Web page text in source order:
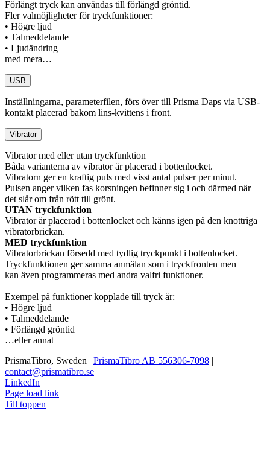
Förlängt tryck kan användas till förlängd gröntid.
Fler valmöjligheter för tryckfunktioner:
• Högre ljud
• Talmeddelande
• Ljudändring
med mera…
USB
Inställningarna, parameterfilen, förs över till Prisma Daps via USB-
kontakt placerad bakom lins-kvittens i front.
Vibrator
Vibrator med eller utan tryckfunktion
Båda varianterna av vibrator är placerad i bottenlocket.
Vibratorn ger en kraftig puls med visst antal pulser per minut.
Pulsen anger vilken fas korsningen befinner sig i och därmed när
det slår om från rött till grönt.
UTAN tryckfunktion
Vibrator är placerad i bottenlocket och känns igen på den knottriga
vibratorbrickan.
MED tryckfunktion
Vibratorbrickan försedd med tydlig tryckpunkt i bottenlocket.
Tryckfunktionen ger samma anmälan som i tryckfronten men
kan även programmeras med andra valfri funktioner.
Exempel på funktioner kopplade till tryck är:
• Högre ljud
• Talmeddelande
• Förlängd gröntid
…eller annat
PrismaTibro, Sweden | PrismaTibro AB 556306-7098 |
contact@prismatibro.se
LinkedIn
Page load link
Till toppen